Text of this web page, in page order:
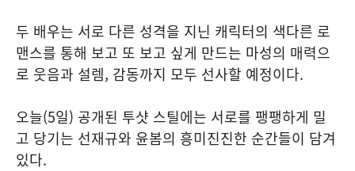
두 배우는 서로 다른 성격을 지닌 캐릭터의 색다른 로
맨스를 통해 보고 또 보고 싶게 만드는 마성의 매력으
로 웃음과 설렘, 감동까지 모두 선사할 예정이다.
오늘(5일) 공개된 투샷 스틸에는 서로를 팽팽하게 밀
고 당기는 선재규와 윤봄의 흥미진진한 순간들이 담겨
있다.